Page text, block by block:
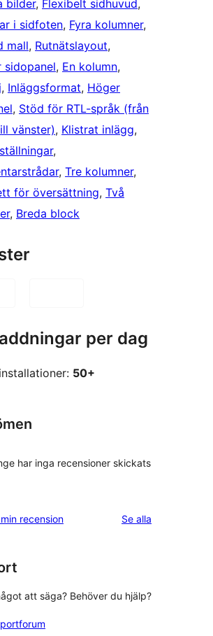
bilder, Flexibelt sidhuvud
i sidfoten, Fyra kolumner
mall, Rutnätslayout
sidopanel, En kolumn
, Inläggsformat, Höger
, Stöd för RTL-språk (från
vänster), Klistrat inlägg
, Tre kolumner
för översättning, Två
, Breda block
per dag
50+
har inga recensioner skickats
recension Se alla
att säga? Behöver du hjälp?